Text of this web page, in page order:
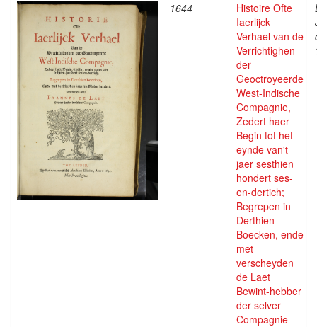
1644
Histoire Ofte
Iaerlijck
Verhael van de
Verrichtighen
der
Geoctroyeerde
West-Indische
Compagnie,
Zedert haer
Begin tot het
eynde van't
jaer sesthien
hondert ses-
en-dertich;
Begrepen in
Derthien
Boecken, ende
met
verscheyden
de Laet
Bewint-hebber
der selver
Compagnie